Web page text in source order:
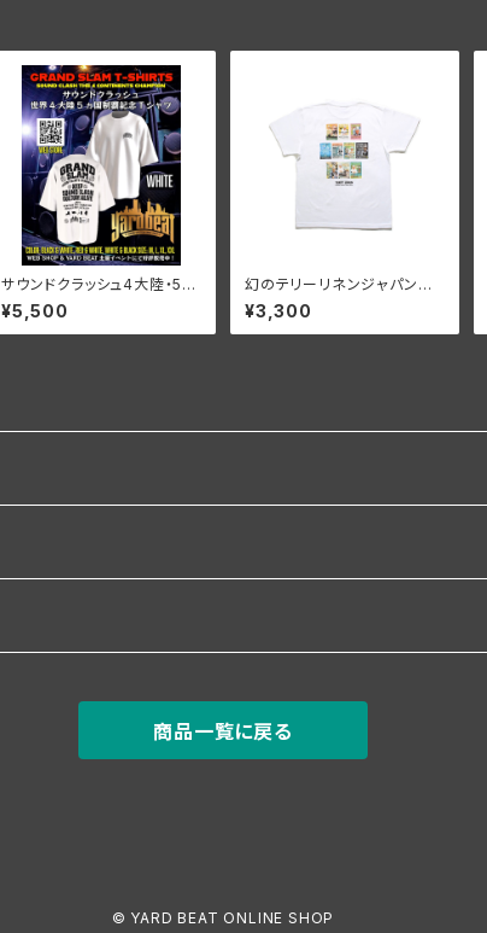
サウンドクラッシュ4大陸・5ヶ
国制覇記念GRAND SLAM T
シャツ - WHITE
¥5,500
幻のテリーリネンジャパンツ
アーTシャツ - WHITE
¥3,300
商品一覧に戻る
© YARD BEAT ONLINE SHOP